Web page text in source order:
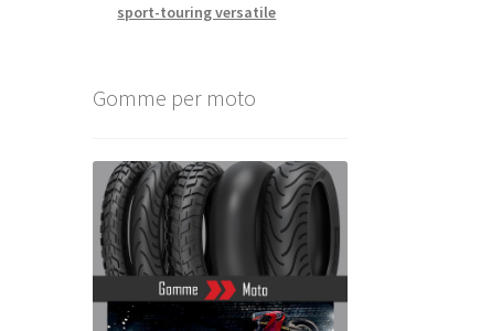
sport-touring versatile
Gomme per moto